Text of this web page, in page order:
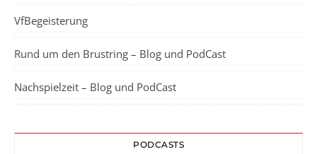
VfBegeisterung
Rund um den Brustring – Blog und PodCast
Nachspielzeit – Blog und PodCast
PODCASTS